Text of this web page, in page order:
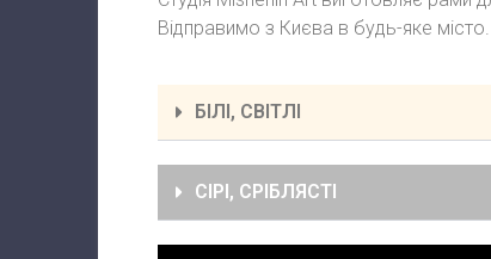
Відправимо з Києва в будь-яке місто.
БІЛІ, СВІТЛІ
СІРІ, СРІБЛЯСТІ